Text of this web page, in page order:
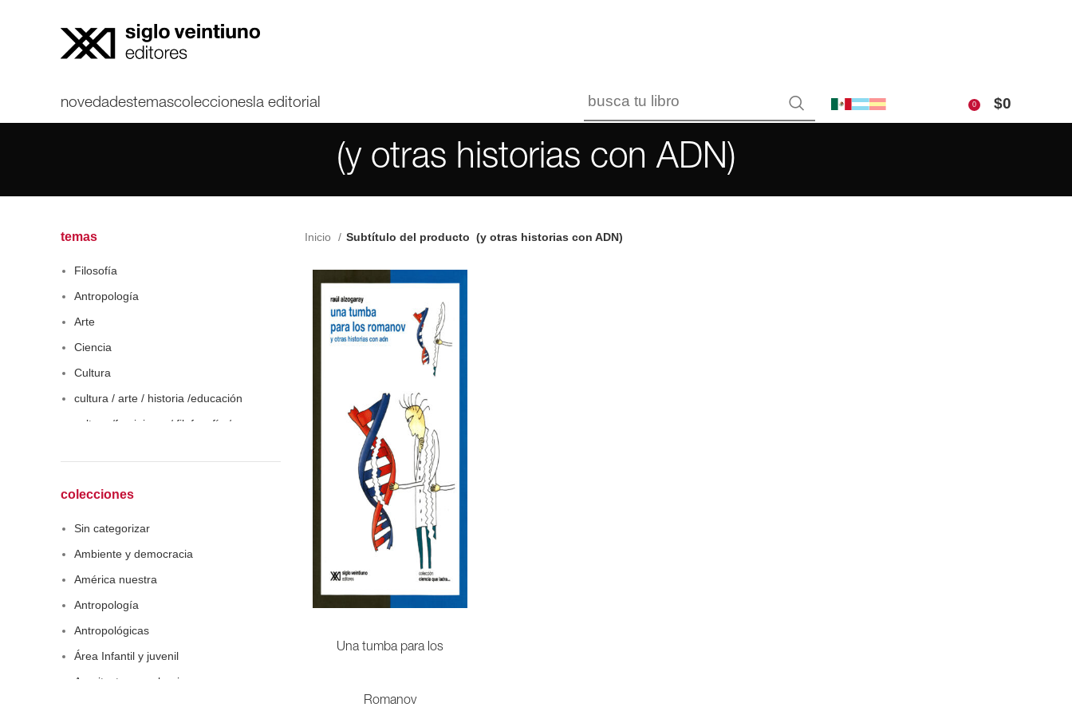
novedadestemascolecciones la editorial 0 $0
(y otras historias con ADN)
temas
Filosofía
Antropología
Arte
Ciencia
Cultura
cultura / arte / historia /educación
cultura /feminismo / filofosofía /
Economía
colecciones
Sin categorizar
Ambiente y democracia
América nuestra
Antropología
Antropológicas
Área Infantil y juvenil
Arquitectura y urbanismo
Inicio Subtítulo del producto (y otras historias con ADN)
Una tumba para los
Romanov